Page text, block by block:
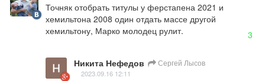
Точняк отобрать титулы у ферстапена 2021 и
хемильтона 2008 один отдать массе другой
хемильтону, Марко молодец рулит.
3
Никита Нефедов Сергей Лысов
2023.09.16 12:11